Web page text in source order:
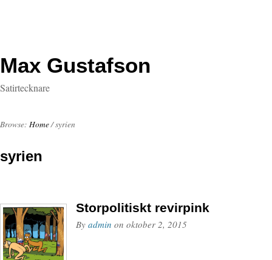
Max Gustafson
Satirtecknare
Browse: Home/syrien
syrien
Storpolitiskt revirpink
By admin on oktober 2, 2015